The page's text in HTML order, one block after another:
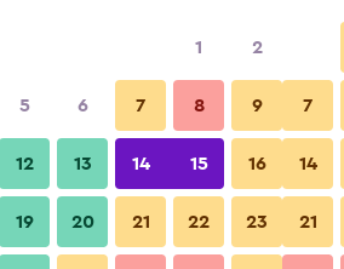
Ver precios
1 2
5 6 7 8 9
12 13 14 15 16
19 20 21 22 23
7
14
21